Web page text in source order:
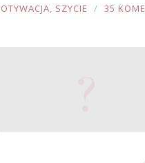
, SZYCIE 35